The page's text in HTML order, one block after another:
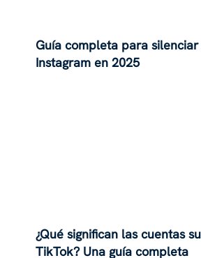
Guía completa para
Instagram en 2025
¿Qué significan las cuentas
TikTok? Una guía completa